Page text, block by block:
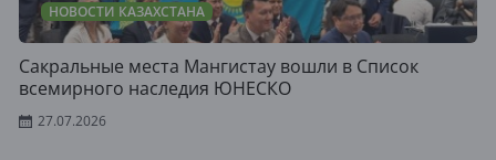
НОВОСТИ КАЗАХСТАНА
Сакральные места Мангистау вошли в Список
всемирного наследия ЮНЕСКО
27.07.2026